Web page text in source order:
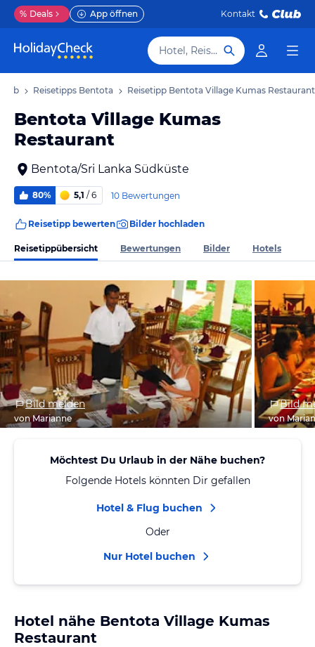
% Deals App öffnen Kontakt
Hotel, Reiseziel
Reisetipps Bentota Reisetipp Bentota Village Kumas Restaurant
Bentota Village Kumas
Restaurant
Bentota/Sri Lanka Südküste
80% 5,1 / 6 10 Bewertungen
Reisetipp bewerten Bilder hochladen
Reisetippübersicht Bewertungen Bilder Hotels
Bild melden
von Marianne
Bild
von
Möchtest Du Urlaub in der Nähe buchen?
Folgende Hotels könnten Dir gefallen
Hotel & Flug buchen
Oder
Nur Hotel buchen
Hotel nähe Bentota Village Kumas
Restaurant